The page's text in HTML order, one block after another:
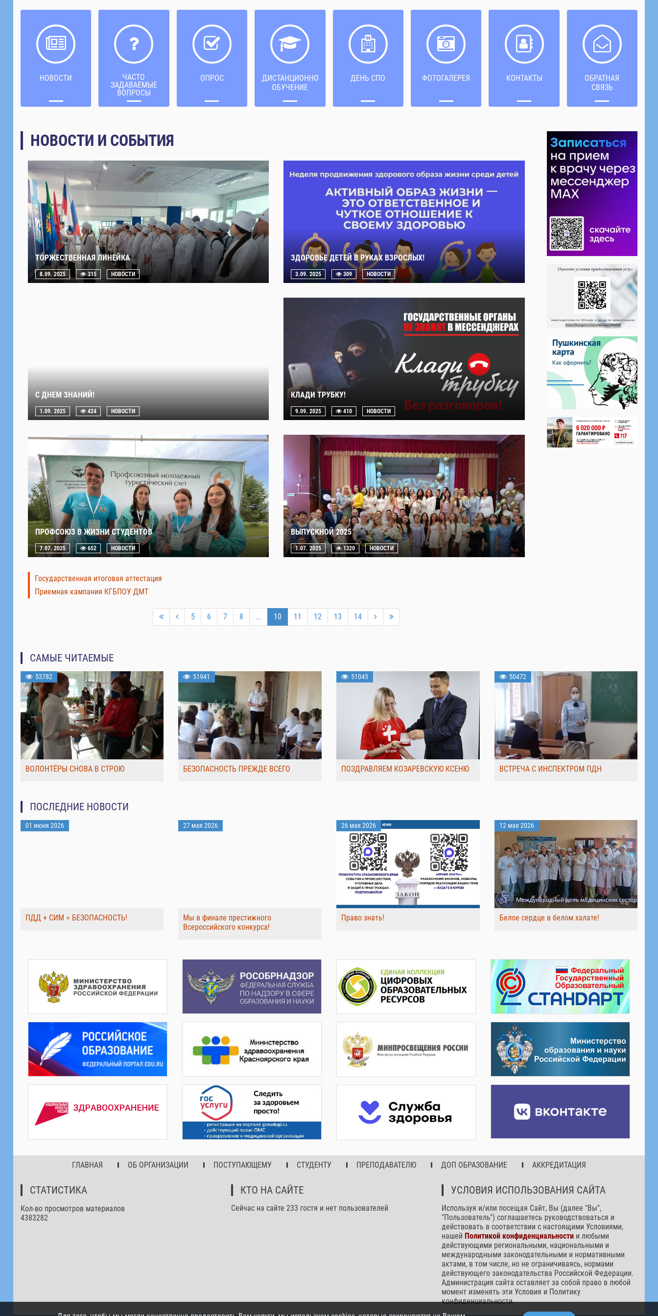
НОВОСТИ
ЧАСТО
ЗАДАВАЕМЫЕ
ВОПРОСЫ
ОПРОС
ДИСТАНЦИОННОЕ
ОБУЧЕНИЕ
ДЕНЬ СПО ФОТОГАЛЕРЕЯ КОНТАКТЫ
ОБРАТНАЯ
СВЯЗЬ
НОВОСТИ И СОБЫТИЯ
ТОРЖЕСТВЕННАЯ ЛИНЕЙКА
8.09. 2025 315 НОВОСТИ
ЗДОРОВЬЕ ДЕТЕЙ В РУКАХ ВЗРОСЛЫХ!
3.09. 2025 309 НОВОСТИ
С ДНЕМ ЗНАНИЙ!
1.09. 2025 424 НОВОСТИ
КЛАДИ ТРУБКУ!
9.09. 2025 410 НОВОСТИ
ПРОФСОЮЗ В ЖИЗНИ СТУДЕНТОВ
7.07. 2025 652 НОВОСТИ
ВЫПУСКНОЙ 2025
1.07. 2025 1320 НОВОСТИ
Государственная итоговая аттестация
Приемная кампания КГБПОУ ДМТ
5 6 7 8 ... 10 11 12 13 14
САМЫЕ ЧИТАЕМЫЕ
53782
ВОЛОНТЁРЫ СНОВА В СТРОЮ
51941
БЕЗОПАСНОСТЬ ПРЕЖДЕ ВСЕГО
51045
ПОЗДРАВЛЯЕМ КОЗАРЕВСКУЮ КСЕНЮ
50472
ВСТРЕЧА С ИНСПЕКТРОМ ПДН
ПОСЛЕДНИЕ НОВОСТИ
01 июня 2026
ПДД + СИМ = БЕЗОПАСНОСТЬ!
27 мая 2026
Мы в финале престижного
Всероссийского конкурса!
26 мая 2026
Право знать!
12 мая 2026
Белое сердце в белом халате!
ГЛАВНАЯ ОБ ОРГАНИЗАЦИИ ПОСТУПАЮЩЕМУ СТУДЕНТУ ПРЕПОДАВАТЕЛЮ ДОП ОБРАЗОВАНИЕ АККРЕДИТАЦИЯ
СТАТИСТИКА
Кол-во просмотров материалов
4383282
КТО НА САЙТЕ
Сейчас на сайте 233 гостя и нет пользователей
УСЛОВИЯ ИСПОЛЬЗОВАНИЯ САЙТА
Используя и/или посещая Сайт, Вы (далее "Вы",
"Пользователь") соглашаетесь руководствоваться и
действовать в соответствии с настоящими Условиями,
нашей Политикой конфиденциальности и любыми
действующими региональными, национальными и
международными законодательными и нормативными
актами, в том числе, но не ограничиваясь, нормами
действующего законодательства Российской Федерации.
Администрация сайта оставляет за собой право в любой
момент изменять эти Условия и Политику
конфиденциальности.